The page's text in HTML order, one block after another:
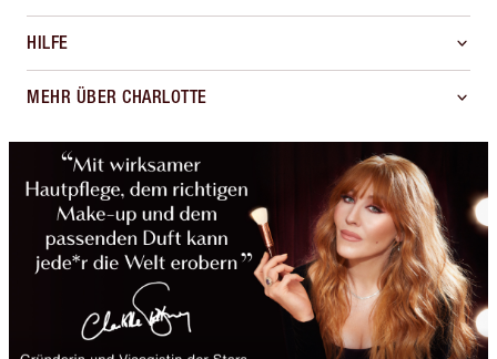
HILFE
MEHR ÜBER CHARLOTTE